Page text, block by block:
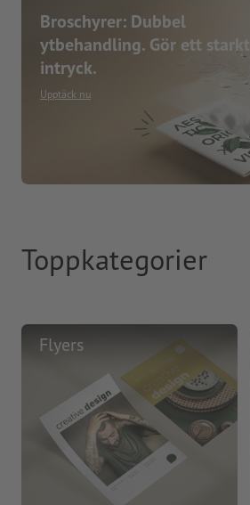
Broschyrer: Dubbel
ytbehandling. Gör ett starkt
intryck.
Upptäck nu
Toppkategorier
Flyers